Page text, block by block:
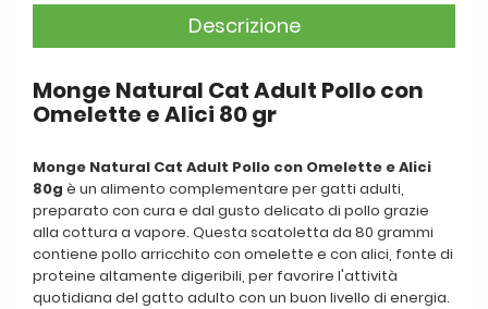
Descrizione
Monge Natural Cat Adult Pollo con
Omelette e Alici 80 gr
Monge Natural Cat Adult Pollo con Omelette e Alici
80g è un alimento complementare per gatti adulti,
preparato con cura e dal gusto delicato di pollo grazie
alla cottura a vapore. Questa scatoletta da 80 grammi
contiene pollo arricchito con omelette e con alici, fonte di
proteine altamente digeribili, per favorire l'attività
quotidiana del gatto adulto con un buon livello di energia.